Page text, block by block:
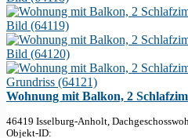
Wohnung mit Balkon, 2
46419 Isselburg-Anholt,
Objekt-ID: